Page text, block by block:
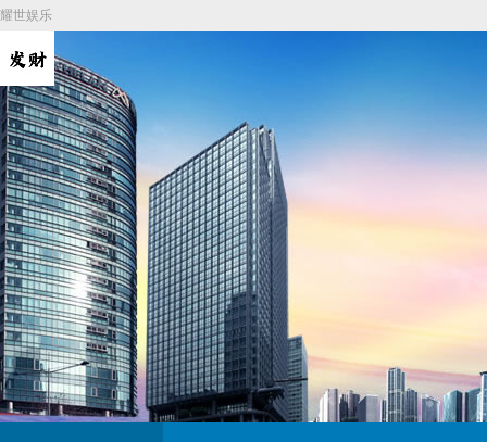
耀世娱乐